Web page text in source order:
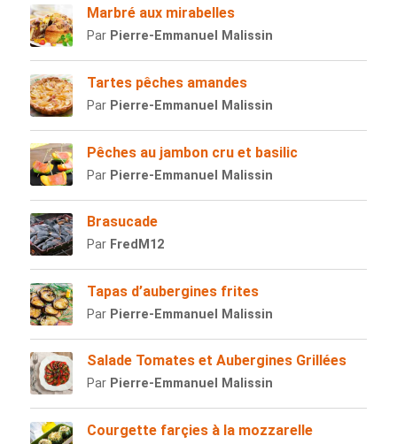
Marbré aux mirabelles
Par Pierre-Emmanuel Malissin
Tartes pêches amandes
Par Pierre-Emmanuel Malissin
Pêches au jambon cru et basilic
Par Pierre-Emmanuel Malissin
Brasucade
Par FredM12
Tapas d’aubergines frites
Par Pierre-Emmanuel Malissin
Salade Tomates et Aubergines Grillées
Par Pierre-Emmanuel Malissin
Courgette farçies à la mozzarelle